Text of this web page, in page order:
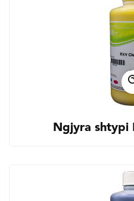
Ngjyra shtypi